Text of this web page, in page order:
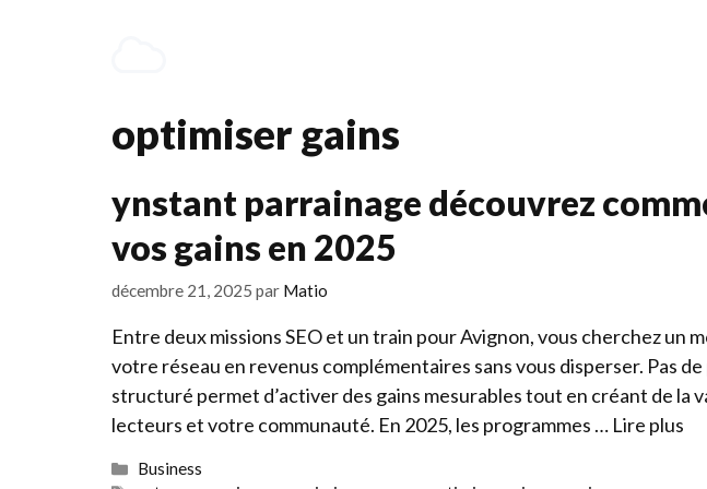
optimiser gains
ynstant parrainage découvrez
vos gains en 2025
décembre 21, 2025 par Matio
Entre deux missions SEO et un train pour Avignon, vous cherchez un
votre réseau en revenus complémentaires sans vous disperser. Pas
structuré permet d’activer des gains mesurables tout en créant de la
lecteurs et votre communauté. En 2025, les programmes … Lire plus
Catégories
Business